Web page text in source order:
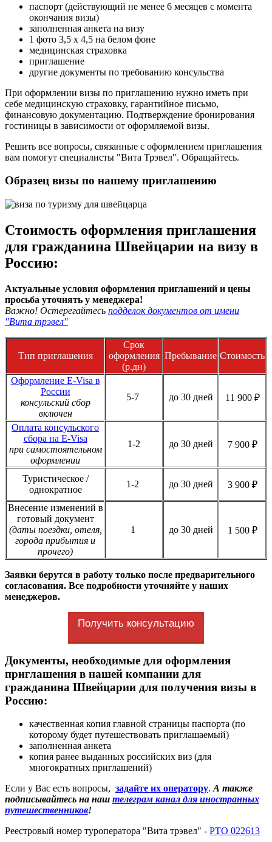
паспорт (действующий не менее 6 месяцев с момента
окончания визы)
заполненная анкета на визу
1 фото 3,5 х 4,5 на белом фоне
медицинская страховка
приглашение
другие документы по требованию консульства
При оформлении визы по приглашению нужно иметь при
себе медицинскую страховку, гарантийное письмо,
финансовую документацию. Подтверждение бронирования
гостиницы в зависимости от оформляемой визы.
Решить все вопросы, связанные с оформлением приглашения
вам помогут специалисты "Вита Трэвел". Обращайтесь.
Образец визы по нашему приглашению
Стоимость оформления приглашения
для гражданина Швейцарии на визу в
Россию:
Актуальные условия оформления приглашений и цены
просьба уточнять у менеджера!
Важно! Остерегайтесь подделок документов от имени
"Вита трэвел"
Тип приглашения
Срок
оформления
(р.дн)
Пребывание Стоимость
Оформление E-Visa в
России
консульский сбор
включен
5-7 до 30 дней 11 900 ₽
Оплата консульского
сбора на E-Visa
при самостоятельном
оформлении
1-2 до 30 дней 7 900 ₽
Туристическое /
однократное
1-2 до 30 дней 3 900 ₽
Внесение изменений в
готовый документ
(даты поездки, отеля,
города прибытия и
прочего)
1 до 30 дней 1 500 ₽
Заявки берутся в работу только после предварительного
согласования. Все подробности уточняйте у наших
менеджеров.
Получить консультацию
Документы, необходимые для оформления
приглашения в нашей компании для
гражданина Швейцарии для получения визы в
Россию:
качественная копия главной страницы паспорта (по
которому будет путешествовать приглашаемый)
заполненная анкета
копия ранее выданных российских виз (для
многократных приглашений)
Если у Вас есть вопросы, задайте их оператору. А также
подписывайтесь на наш телеграм канал для иностранных
путешественников!
Реестровый номер туроператора "Вита трэвел" - РТО 022613